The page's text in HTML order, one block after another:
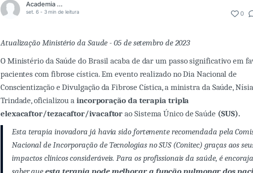
Academia Médica
set. 6 - 3 min de leitura 0
Atualização Ministério da Saude - 05 de setembro de 2023
O Ministério da Saúde do Brasil acaba de dar um passo significativo em
pacientes com fibrose cística. Em evento realizado no Dia Nacional de
Conscientização e Divulgação da Fibrose Cística, a ministra da Saúde, Nísia
Trindade, oficializou a incorporação da terapia tripla
elexacaftor/tezacaftor/ivacaftor ao Sistema Único de Saúde (SUS).
Esta terapia inovadora já havia sido fortemente recomendada pela
Nacional de Incorporação de Tecnologias no SUS (Conitec) graças aos
impactos clínicos consideráveis. Para os profissionais da saúde, é
saber queesta terapia pode melhorar a função pulmonar dos